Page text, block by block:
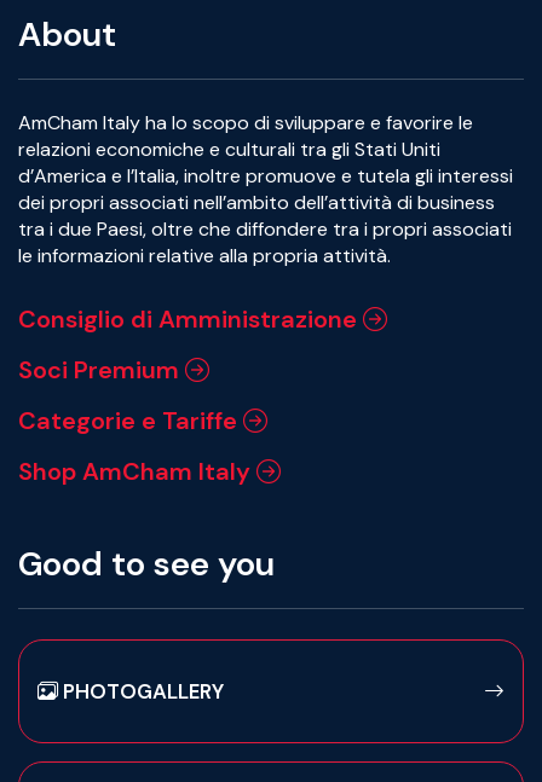
About
AmCham Italy ha lo scopo di sviluppare e favorire le
relazioni economiche e culturali tra gli Stati Uniti
d’America e l’Italia, inoltre promuove e tutela gli interessi
dei propri associati nell’ambito dell’attività di business
tra i due Paesi, oltre che diffondere tra i propri associati
le informazioni relative alla propria attività.
Consiglio di Amministrazione
Soci Premium
Categorie e Tariffe
Shop AmCham Italy
Good to see you
PHOTOGALLERY